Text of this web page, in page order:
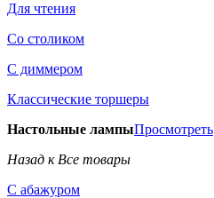
Для чтения
Со столиком
С диммером
Классические торшеры
Настольные лампыПросмотреть
Назад к Все товары
С абажуром